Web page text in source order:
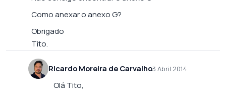
Como anexar o anexo G?
Obrigado
Tito.
Ricardo Moreira de Carvalho3 Abril 2014
Olá Tito,